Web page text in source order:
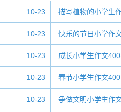
10-23 描写植物的小学生
10-23 快乐的节日小学作
10-23 成长小学生作文
10-23 春节小学生作文
10-23 争做文明小学生作